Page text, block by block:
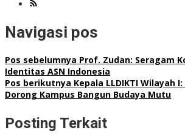
Navigasi pos
Pos sebelumnya Prof. Zudan: Seragam
Identitas ASN Indonesia
Pos berikutnya Kepala LLDIKTI Wilayah
Dorong Kampus Bangun Budaya Mutu
Posting Terkait